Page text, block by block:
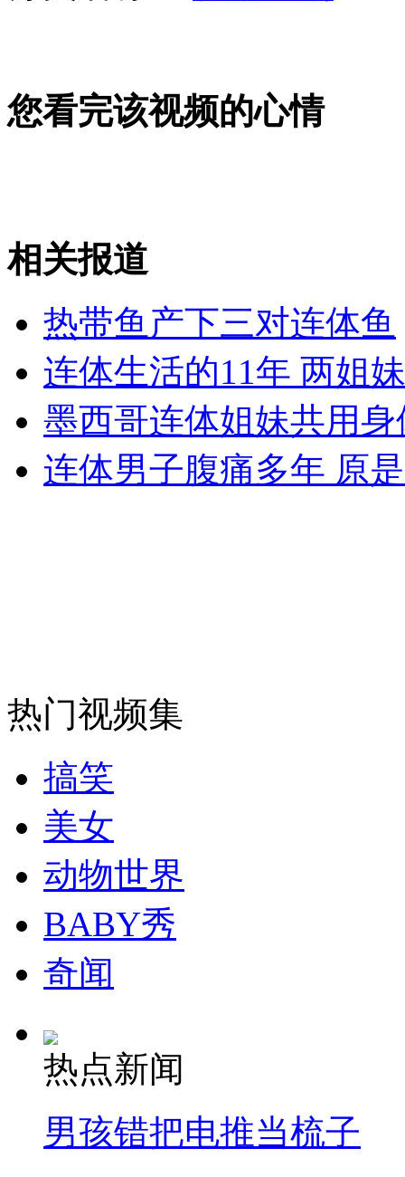
女孩北京地铁殴打老人 痛下狠手拳打脚踢
无痛分娩是否安全 医生回应
走！跟着总书记去植树
消防员救轻生者
纽约上演“枕头大战”
您看完该视频的心情
相关报道
热带鱼产下三对连体鱼
连体生活的11年 两姐
墨西哥连体姐妹共用
连体男子腹痛多年 原
热门视频集
搞笑
美女
动物世界
BABY秀
奇闻
热点新闻
男孩错把电推当梳子